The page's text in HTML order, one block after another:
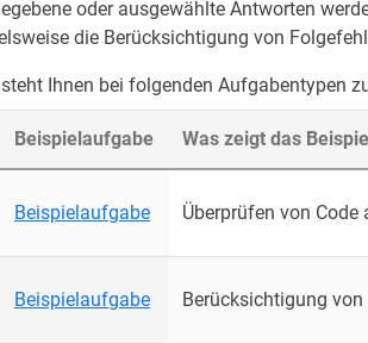
oder ausgewählte Antworten
die Berücksichtigung von
Ihnen bei folgenden Aufgabentypen
Beispielaufgabe Was zeigt das
Beispielaufgabe Überprüfen von Code
Beispielaufgabe Berücksichtigung